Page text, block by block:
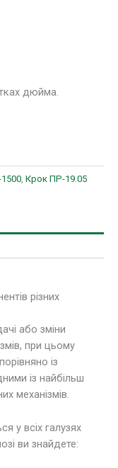
дюйма.
, Крок ПР-19.05
різних
або зміни
при цьому
із
із найбільш
механізмів.
у всіх галузях
ви знайдете: